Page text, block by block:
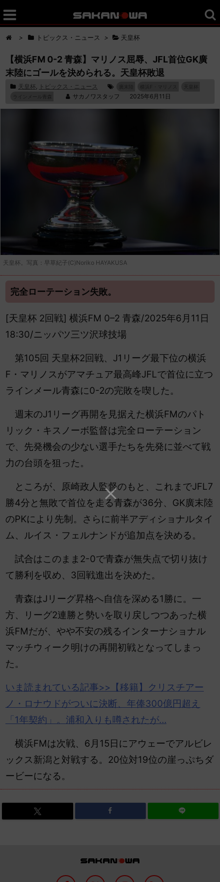
> トピックス・ニュース > 天皇杯
【横浜FM 0-2 青森】マリノス屈辱、JFL首位GK廣
末陸にゴールを決められる。天皇杯敗退
天皇杯, トピックス・ニュース
天皇杯
ラインメール青森
サカノワスタッフ 2025年6月11日
天皇杯。写真：早草紀子(C)Noriko HAYAKUSA
完全ローテーション失敗。
[天皇杯 2回戦] 横浜FM 0–2 青森/2025年6月11日
18:30/ニッパツ三ツ沢球技場
第105回 天皇杯2回戦、J1リーグ最下位の横浜
F・マリノスがアマチュア最高峰JFLで首位に立つ
ラインメール青森に0-2の完敗を喫した。
週末のJ1リーグ再開を見据えた横浜FMのパト
リック・キスノーボ監督は完全ローテーション
で、先発機会の少ない選手たちを先発に並べて戦
力の台頭を狙った。
ところが、原崎政人監督のもと、これまでJFL7
勝4分と無敗で首位を走る青森が36分、GK廣末陸
のPKにより先制。さらに前半アディショナルタイ
ム、ルイス・フェルナンドが追加点を決める。
試合はこのまま2-0で青森が無失点で切り抜け
て勝利を収め、3回戦進出を決めた。
青森はJリーグ昇格へ自信を深める1勝に。一
方、リーグ2連勝と勢いを取り戻しつつあった横
浜FMだが、やや不安の残るインターナショナル
マッチウィーク明けの再開初戦となってしまっ
た。
いま読まれている記事>>【移籍】クリスチアー
ノ・ ロナウドがついに決断、年俸300億円超え
「1年契約」。浦和入りも噂されたが…
横浜FMは次戦、6月15日にアウェーでアルビレ
ックス新潟と対戦する。20位対19位の崖っぷちダ
ービーになる。